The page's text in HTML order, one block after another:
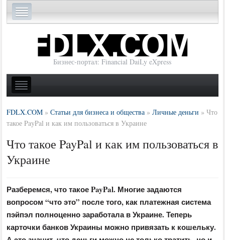
Бизнес-портал: Financial DaiLy eXpress
FDLX.COM »Статьи для бизнеса и общества »Личные деньги »Что
такое PayPal и как им пользоваться в Украине
Что такое PayPal и как им пользоваться в
Украине
Разберемся, что такое PayPal. Многие задаются
вопросом “что это” после того, как платежная система
пэйпэл полноценно заработала в Украине. Теперь
карточки банков Украины можно привязать к кошельку.